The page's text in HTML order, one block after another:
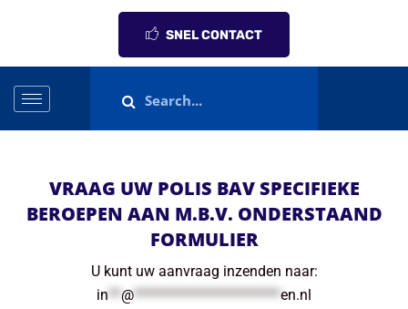
SNEL CONTACT
VRAAG UW POLIS BAV SPECIFIEKE
BEROEPEN AAN M.B.V. ONDERSTAAND
FORMULIER
U kunt uw aanvraag inzenden naar:
in**@***********************en.nl